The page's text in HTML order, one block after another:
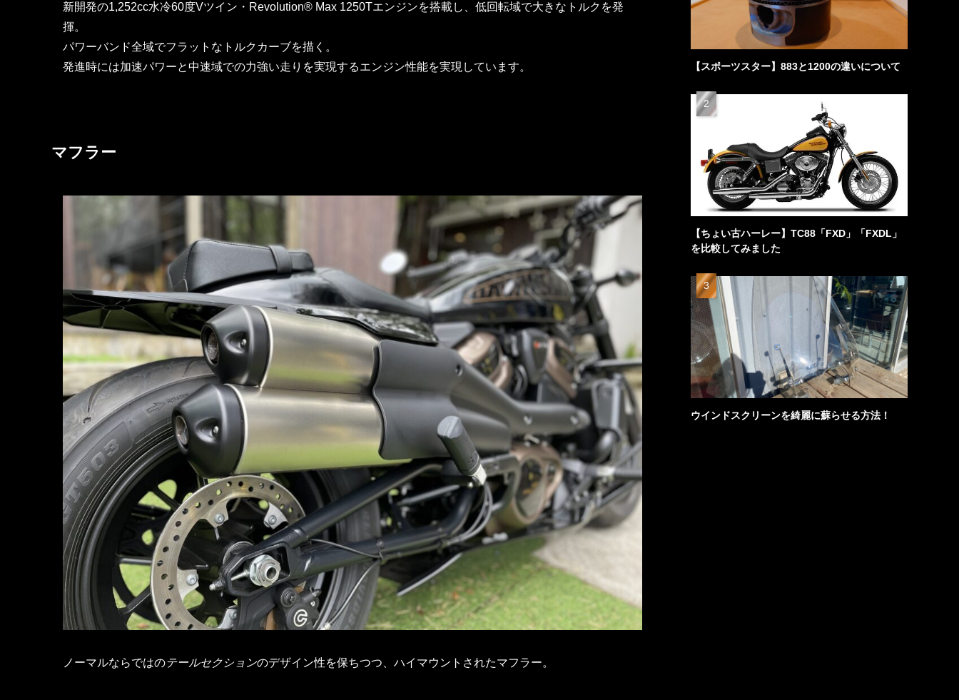
新開発の1,252cc水冷60度Vツイン・Revolution® Max 1250Tエンジンを搭載し、低回転域で大きなトルクを発
揮。
パワーバンド全域でフラットなトルクカーブを描く。
発進時には加速パワーと中速域での力強い走りを実現するエンジン性能を実現しています。
マフラー
ノーマルならではのテールセクションのデザイン性を保ちつつ、ハイマウントされたマフラー。
【スポーツスター】883と1200の違いについて
【ちょい古ハーレー】TC88「FXD」「FXDL」
を比較してみました
ウインドスクリーンを綺麗に蘇らせる方法！